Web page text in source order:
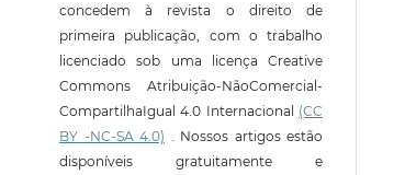
concedem à revista o direito de
primeira publicação, com o trabalho
licenciado sob uma licença Creative
Commons Atribuição-NãoComercial-
CompartilhaIgual 4.0 Internacional (CC
BY -NC-SA 4.0) . Nossos artigos estão
disponíveis gratuitamente e